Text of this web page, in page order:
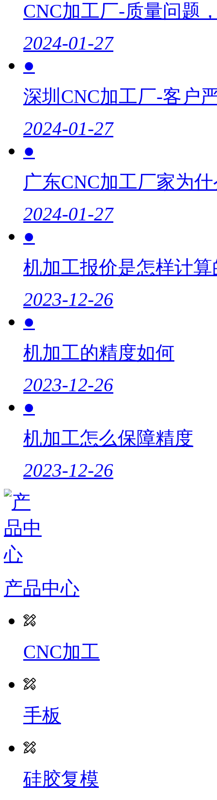
CNC加工厂-质量问题
2024-01-27
●
深圳CNC加工厂-客户
2024-01-27
●
广东CNC加工厂家为
2024-01-27
●
机加工报价是怎样计算
2023-12-26
●
机加工的精度如何
2023-12-26
●
机加工怎么保障精度
2023-12-26
产品中心
CNC加工
手板
硅胶复模